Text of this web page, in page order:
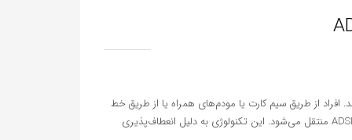
افراد از طریق سیم کارت یا مودم‌های همراه یا از طریق خط
تلفن ثابت (ADSL) به اینترنت متصل می‌شوند. در جهان بسیاری از اطلاعات از طریق فناوزی ADSL منتقل می‌شود. این تکنولوژی به دلیل انعطاف‌پذیری